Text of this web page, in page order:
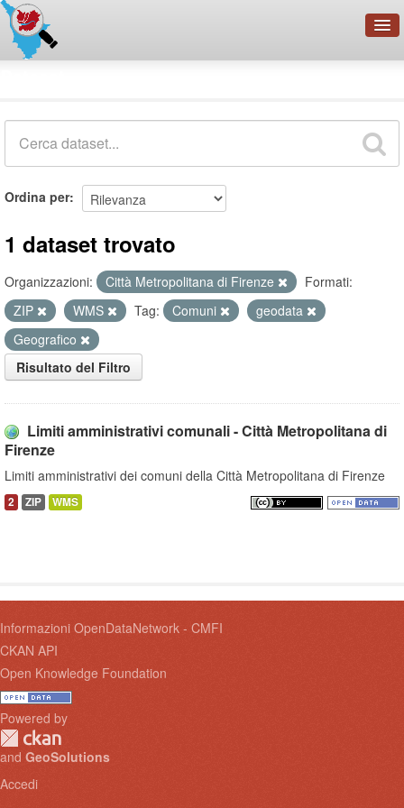
Organizzazioni
Ordina per
1 dataset trovato
Organizzazioni: Città Metropolitana di Firenze
Formati:
ZIP
WMS Tag: Comuni
geodata
Geografico
Risultato del Filtro
Limiti amministrativi comunali - Città Metropolitana di
Firenze
Limiti amministrativi dei comuni della Città Metropolitana di Firenze
2 ZIP WMS
Informazioni OpenDataNetwork - CMFI
CKAN API
Open Knowledge Foundation
Powered by
and GeoSolutions
Accedi